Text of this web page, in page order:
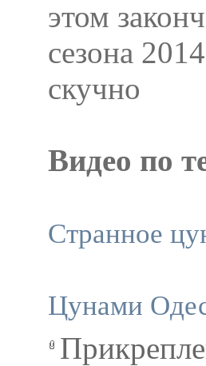
этом
сезона
скучно
Видео по
Странное
Цунами